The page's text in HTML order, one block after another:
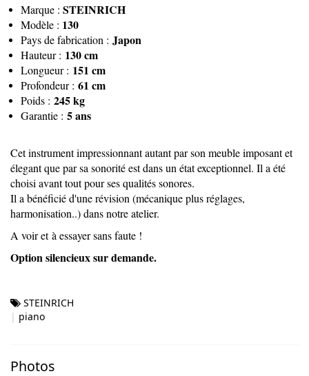
Marque : STEINRICH
Modèle : 130
Pays de fabrication : Japon
Hauteur : 130 cm
Longueur : 151 cm
Profondeur : 61 cm
Poids : 245 kg
Garantie : 5 ans
Cet instrument impressionnant autant par son meuble imposant et
élegant que par sa sonorité est dans un état exceptionnel. Il a été
choisi avant tout pour ses qualités sonores.
Il a bénéficié d'une révision (mécanique plus réglages,
harmonisation..) dans notre atelier.
A voir et à essayer sans faute !
Option silencieux sur demande.
STEINRICH
piano
Photos